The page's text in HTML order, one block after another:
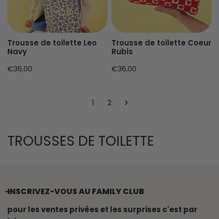
Trousse de toilette Leo
Navy
Prix
€36,00
Trousse de toilette Coeur
Rubis
Prix
€36,00
1 2
L
E
C
TROUSSES DE TOILETTE
INSCRIVEZ-VOUS AU FAMILY CLUB
pour les ventes privées et les surprises c'est par